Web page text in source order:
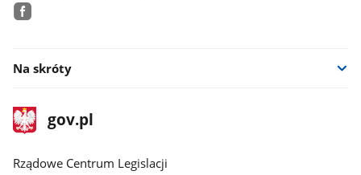
Na skróty
stopka
gov.plStrona
gov.pl
Rządowe Centrum Legislacji